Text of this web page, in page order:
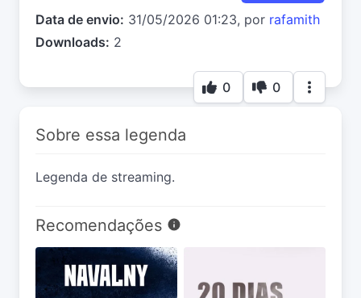
Data de envio: 31/05/2026 01:23, por rafamith
Downloads: 2
0 0
Sobre essa legenda
Legenda de streaming.
Recomendações